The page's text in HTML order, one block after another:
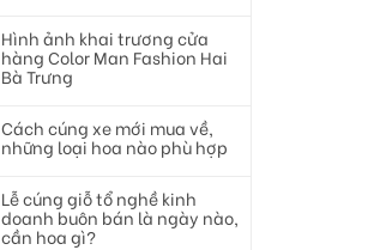
Hình ảnh khai trương cửa
hàng Color Man Fashion Hai
Bà Trưng
Cách cúng xe mới mua về,
những loại hoa nào phù hợp
Lễ cúng giỗ tổ nghề kinh
doanh buôn bán là ngày nào,
cần hoa gì?